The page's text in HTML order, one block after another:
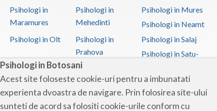
Psihologi in Botosani
Acest site foloseste cookie-uri pentru a imbunatati
experienta dvoastra de navigare. Prin folosirea site-ului
sunteti de acord sa folositi cookie-urile conform cu
Psihologi in
Maramures
Psihologi in
Mehedinti
Psihologi in Mures
Psihologi in Neamt
Psihologi in Olt
Psihologi in
Prahova
Psihologi in Salaj
Psihologi in Satu-
Psihologi in Sibiu
Psihologi in
Suceava
Psihologi in
Teleorman
Psihologi in Timis
Psihologi in Tulcea Psihologi in Valcea